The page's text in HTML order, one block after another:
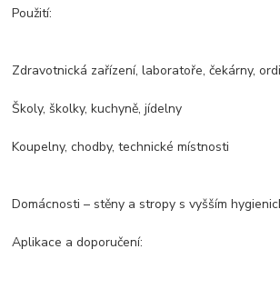
Použití:
Zdravotnická zařízení, laboratoře, čekárny,
Školy, školky, kuchyně, jídelny
Koupelny, chodby, technické místnosti
Domácnosti – stěny a stropy s vyšším
Aplikace a doporučení: